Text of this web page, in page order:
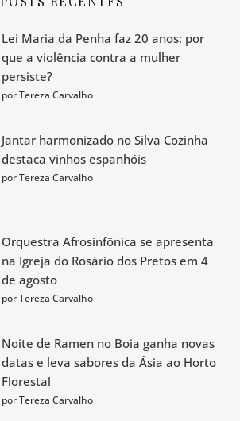
Lei Maria da Penha faz 20 anos: por
que a violência contra a mulher
persiste?
por Tereza Carvalho
Jantar harmonizado no Silva Cozinha
destaca vinhos espanhóis
por Tereza Carvalho
Orquestra Afrosinfônica se apresenta
na Igreja do Rosário dos Pretos em 4
de agosto
por Tereza Carvalho
Noite de Ramen no Boia ganha novas
datas e leva sabores da Ásia ao Horto
Florestal
por Tereza Carvalho